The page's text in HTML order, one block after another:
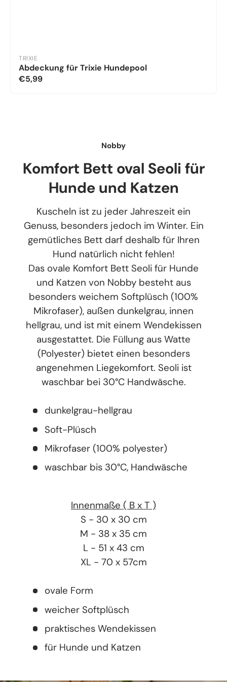
TRIXIE
Abdeckung für Trixie Hundepool
€5,99
Nobby
Komfort Bett oval Seoli für
Hunde und Katzen
Kuscheln ist zu jeder Jahreszeit ein
Genuss, besonders jedoch im Winter. Ein
gemütliches Bett darf deshalb für Ihren
Hund natürlich nicht fehlen!
Das ovale Komfort Bett Seoli für Hunde
und Katzen von Nobby besteht aus
besonders weichem Softplüsch (100%
Mikrofaser), außen dunkelgrau, innen
hellgrau, und ist mit einem Wendekissen
ausgestattet. Die Füllung aus Watte
(Polyester) bietet einen besonders
angenehmen Liegekomfort. Seoli ist
waschbar bei 30°C Handwäsche.
dunkelgrau-hellgrau
Soft-Plüsch
Mikrofaser (100% polyester)
waschbar bis 30°C, Handwäsche
Innenmaße ( B x T )
S - 30 x 30 cm
M - 38 x 35 cm
L - 51 x 43 cm
XL - 70 x 57cm
ovale Form
weicher Softplüsch
praktisches Wendekissen
für Hunde und Katzen